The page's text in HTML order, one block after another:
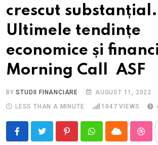
crescut substanțial.
Ultimele tendințe
economice și
Morning Call ASF
BYSTUDII FINANCIARE AUGUST 11, 2022
LESS THAN A MINUTE
1047 VIEWS
PinterestWhatsappCloud